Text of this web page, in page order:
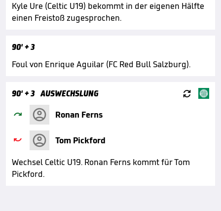
Kyle Ure (Celtic U19) bekommt in der eigenen Hälfte
einen Freistoß zugesprochen.
90'+ 3
Foul von Enrique Aguilar (FC Red Bull Salzburg).
90'+ 3 AUSWECHSLUNG 
 Ronan Ferns

Tom Pickford
Wechsel Celtic U19. Ronan Ferns kommt für Tom
Pickford.